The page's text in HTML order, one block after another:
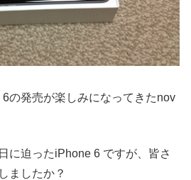
の発売が楽しみになってきたnov
に迫ったiPhone 6 ですが、皆さ
ましたか？